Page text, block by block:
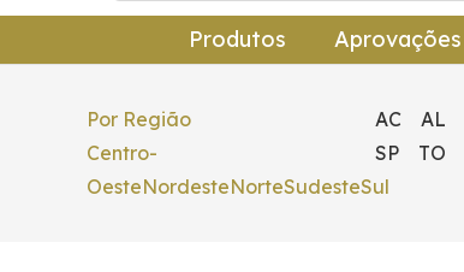
Produtos Aprovações
Por Região
Centro-
OesteNordesteNorteSudesteSul
AC AL
SP
TO